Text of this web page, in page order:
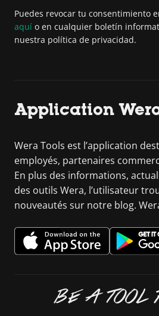
Puedes revocar tu consentimiento
aquí o en cualquier boletín
nuestra política de privacidad.
Application
Wera Tools est l’application
employés, partenaires
En plus des informations,
des outils Wera, l’utilisateur
nouveautés sur notre blog.
BE A TOOL